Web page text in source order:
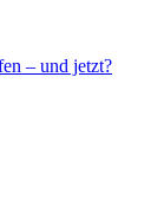
– und jetzt?